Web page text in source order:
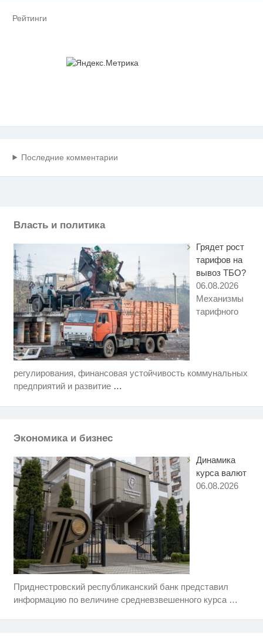
Рейтинги
Последние комментарии
Власть и политика
Грядет рост
тарифов на
вывоз ТБО?
06.08.2026
Механизмы
тарифного
регулирования, финансовая устойчивость коммунальных
предприятий и развитие …
Экономика и бизнес
Динамика
курса валют
06.08.2026
Приднестровский республиканский банк представил
информацию по величине средневзвешенного курса …
i
Скрытая камера на пляже
Крыма: Что люди вытворяют,
когда их не видят...
Ролик длится несколько секунд,
Взломали Telegram Собчак - вот
i
Этот танец невесты оставит вас
Ржу не переставая, это видео